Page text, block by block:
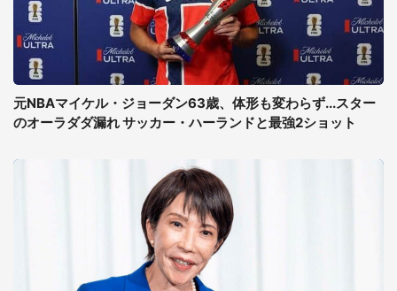
元NBAマイケル・ジョーダン63歳、体形も変わらず...スター
のオーラダダ漏れ サッカー・ハーランドと最強2ショット